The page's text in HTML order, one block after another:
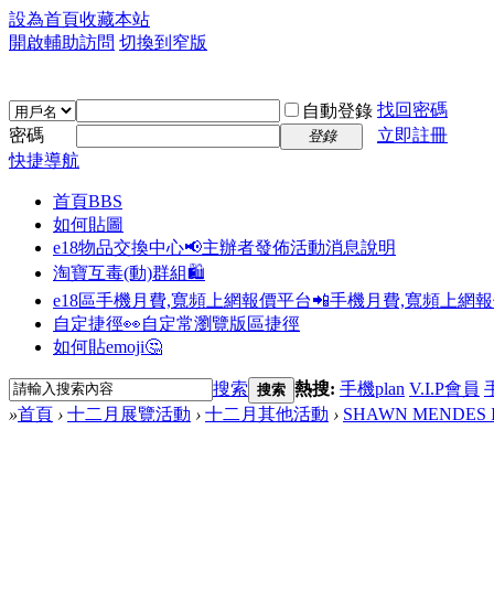
設為首頁收藏本站
開啟輔助訪問 切換到窄版
自動登錄 找回密碼
密碼
登錄
立即註冊
快捷導航
首頁BBS
如何貼圖
e18物品交換中心📢主辦者發佈活動消息說明
淘寶互毒(動)群組🛍️
e18區手機月費,寬頻上網報價平台📲手機月費,寬頻上網
自定捷徑👀自定常瀏覽版區捷徑
如何貼emoji🤔
搜索 搜索 熱搜: 手機plan V.I.P會員
»首頁 › 十二月展覽活動 › 十二月其他活動 › SHAWN MENDES